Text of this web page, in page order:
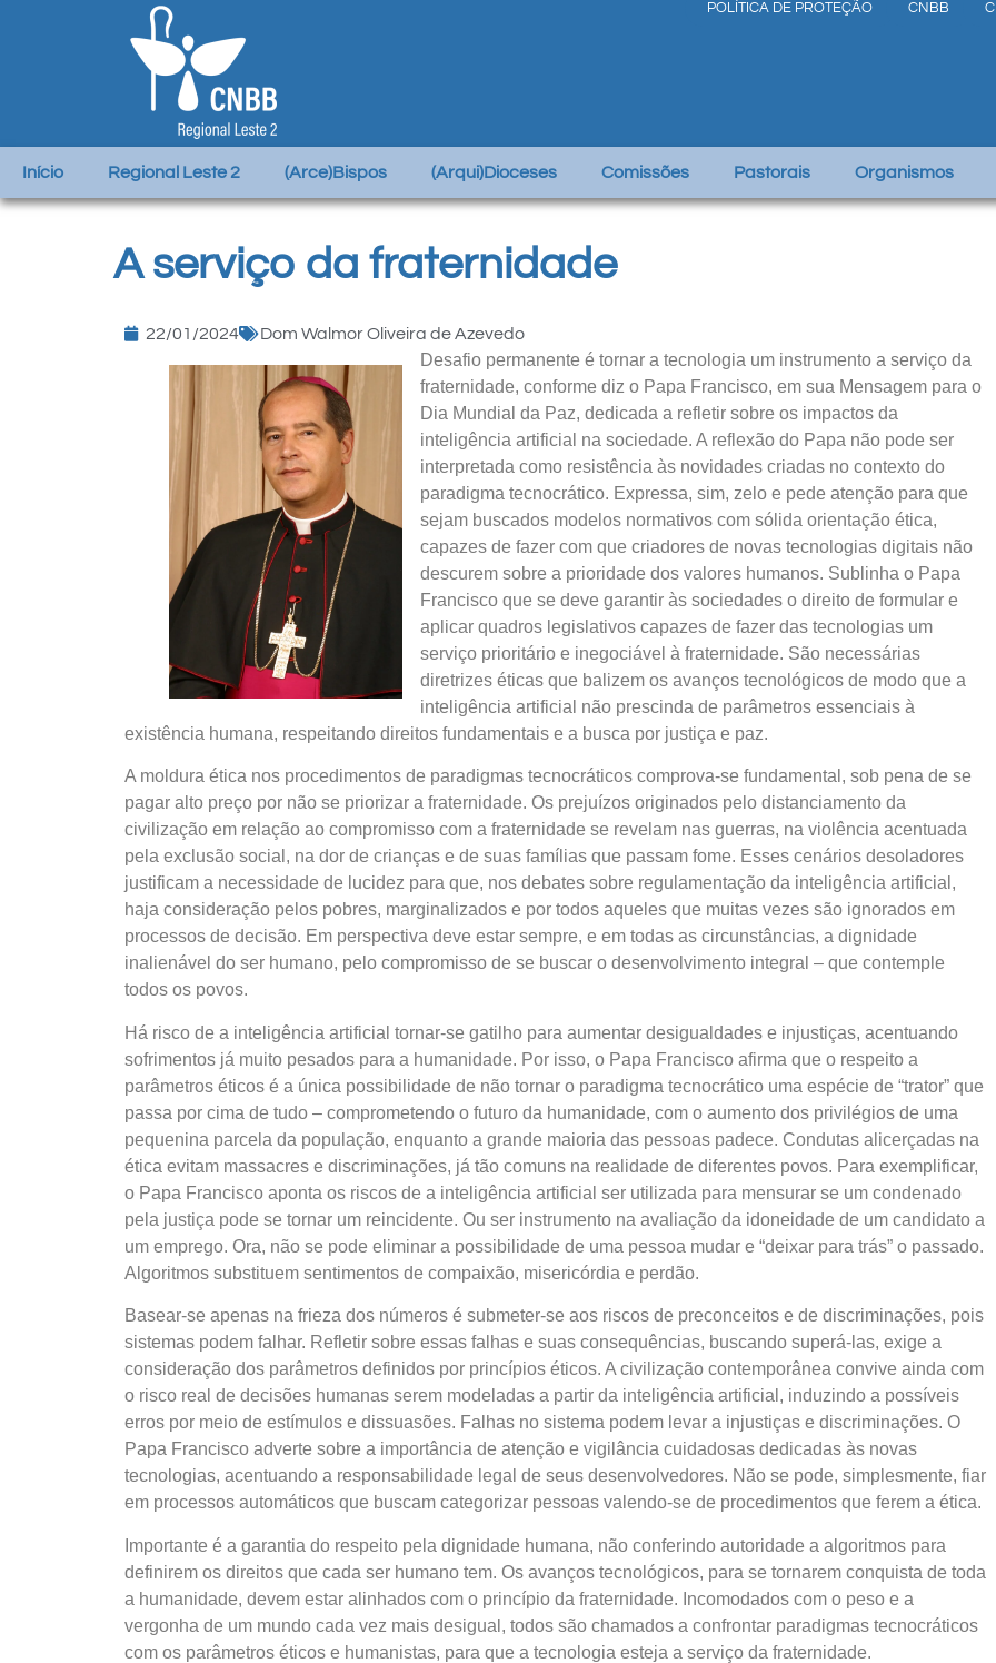
POLÍTICA DE PROTEÇÃO CNBB
Início Regional Leste 2 (Arce)Bispos (Arqui)Dioceses Comissões Pastorais Organismos
A serviço da fraternidade
22/01/2024 Dom Walmor Oliveira de Azevedo
Desafio permanente é tornar a tecnologia um instrumento a serviço da
fraternidade, conforme diz o Papa Francisco, em sua Mensagem para o
Dia Mundial da Paz, dedicada a refletir sobre os impactos da
inteligência artificial na sociedade. A reflexão do Papa não pode ser
interpretada como resistência às novidades criadas no contexto do
paradigma tecnocrático. Expressa, sim, zelo e pede atenção para que
sejam buscados modelos normativos com sólida orientação ética,
capazes de fazer com que criadores de novas tecnologias digitais não
descurem sobre a prioridade dos valores humanos. Sublinha o Papa
Francisco que se deve garantir às sociedades o direito de formular e
aplicar quadros legislativos capazes de fazer das tecnologias um
serviço prioritário e inegociável à fraternidade. São necessárias
diretrizes éticas que balizem os avanços tecnológicos de modo que a
inteligência artificial não prescinda de parâmetros essenciais à
existência humana, respeitando direitos fundamentais e a busca por justiça e paz.
A moldura ética nos procedimentos de paradigmas tecnocráticos comprova-se fundamental, sob pena de se
pagar alto preço por não se priorizar a fraternidade. Os prejuízos originados pelo distanciamento da
civilização em relação ao compromisso com a fraternidade se revelam nas guerras, na violência acentuada
pela exclusão social, na dor de crianças e de suas famílias que passam fome. Esses cenários desoladores
justificam a necessidade de lucidez para que, nos debates sobre regulamentação da inteligência artificial,
haja consideração pelos pobres, marginalizados e por todos aqueles que muitas vezes são ignorados em
processos de decisão. Em perspectiva deve estar sempre, e em todas as circunstâncias, a dignidade
inalienável do ser humano, pelo compromisso de se buscar o desenvolvimento integral – que contemple
todos os povos.
Há risco de a inteligência artificial tornar-se gatilho para aumentar desigualdades e injustiças, acentuando
sofrimentos já muito pesados para a humanidade. Por isso, o Papa Francisco afirma que o respeito a
parâmetros éticos é a única possibilidade de não tornar o paradigma tecnocrático uma espécie de “trator” que
passa por cima de tudo – comprometendo o futuro da humanidade, com o aumento dos privilégios de uma
pequenina parcela da população, enquanto a grande maioria das pessoas padece. Condutas alicerçadas na
ética evitam massacres e discriminações, já tão comuns na realidade de diferentes povos. Para exemplificar,
o Papa Francisco aponta os riscos de a inteligência artificial ser utilizada para mensurar se um condenado
pela justiça pode se tornar um reincidente. Ou ser instrumento na avaliação da idoneidade de um candidato a
um emprego. Ora, não se pode eliminar a possibilidade de uma pessoa mudar e “deixar para trás” o passado.
Algoritmos substituem sentimentos de compaixão, misericórdia e perdão.
Basear-se apenas na frieza dos números é submeter-se aos riscos de preconceitos e de discriminações, pois
sistemas podem falhar. Refletir sobre essas falhas e suas consequências, buscando superá-las, exige a
consideração dos parâmetros definidos por princípios éticos. A civilização contemporânea convive ainda com
o risco real de decisões humanas serem modeladas a partir da inteligência artificial, induzindo a possíveis
erros por meio de estímulos e dissuasões. Falhas no sistema podem levar a injustiças e discriminações. O
Papa Francisco adverte sobre a importância de atenção e vigilância cuidadosas dedicadas às novas
tecnologias, acentuando a responsabilidade legal de seus desenvolvedores. Não se pode, simplesmente, fiar
em processos automáticos que buscam categorizar pessoas valendo-se de procedimentos que ferem a ética.
Importante é a garantia do respeito pela dignidade humana, não conferindo autoridade a algoritmos para
definirem os direitos que cada ser humano tem. Os avanços tecnológicos, para se tornarem conquista de toda
a humanidade, devem estar alinhados com o princípio da fraternidade. Incomodados com o peso e a
vergonha de um mundo cada vez mais desigual, todos são chamados a confrontar paradigmas tecnocráticos
com os parâmetros éticos e humanistas, para que a tecnologia esteja a serviço da fraternidade.